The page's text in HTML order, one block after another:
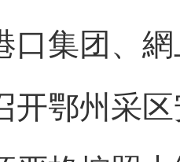
口集团、
开鄂州采